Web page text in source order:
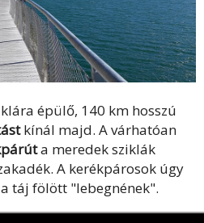
épülő, 140 km hosszú
kínál majd. A várhatóan
a meredek sziklák
A kerékpárosok úgy
táj fölött "lebegnének".